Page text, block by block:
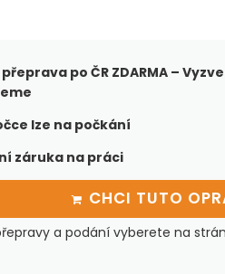
po ČRZDARMA –
lze na počkání
záruka na práci
CHCI TUTO
a podání vyberete na